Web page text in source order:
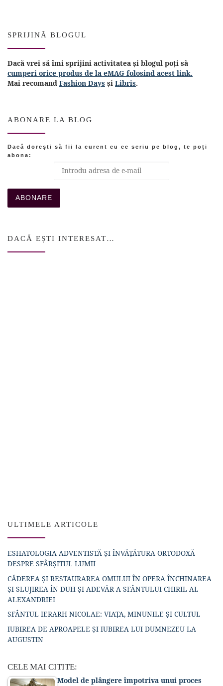
SPRIJINĂ BLOGUL
Dacă vrei să îmi sprijini activitatea și blogul poți să
cumperi orice produs de la eMAG folosind acest link.
Mai recomand Fashion Days și Libris.
ABONARE LA BLOG
Dacă dorești să fii la curent cu ce scriu pe blog, te poți
abona:
DACĂ EȘTI INTERESAT…
ULTIMELE ARTICOLE
ESHATOLOGIA ADVENTISTĂ ȘI ÎNVĂȚĂTURA ORTODOXĂ
DESPRE SFÂRȘITUL LUMII
CĂDEREA ȘI RESTAURAREA OMULUI ÎN OPERA ÎNCHINAREA
ȘI SLUJIREA ÎN DUH ȘI ADEVĂR A SFÂNTULUI CHIRIL AL
ALEXANDRIEI
SFÂNTUL IERARH NICOLAE: VIAȚA, MINUNILE ȘI CULTUL
IUBIREA DE APROAPELE ȘI IUBIREA LUI DUMNEZEU LA
AUGUSTIN
CELE MAI CITITE:
Model de plângere împotriva unui proces